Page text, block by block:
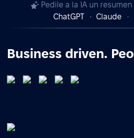
Pedile a la IA un
ChatGPT
Claude
Business driven.